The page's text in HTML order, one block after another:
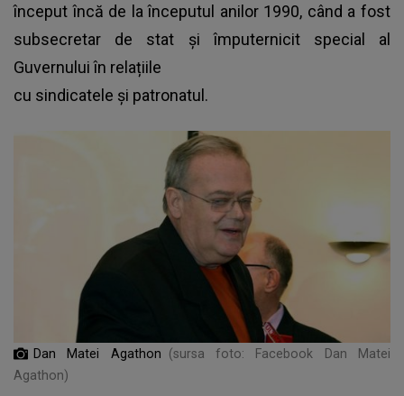
început încă de la începutul anilor 1990, când a fost
subsecretar de stat și împuternicit special al
Guvernului în relațiile
cu sindicatele și patronatul.
Dan Matei Agathon
(sursa foto: Facebook Dan Matei
Agathon)